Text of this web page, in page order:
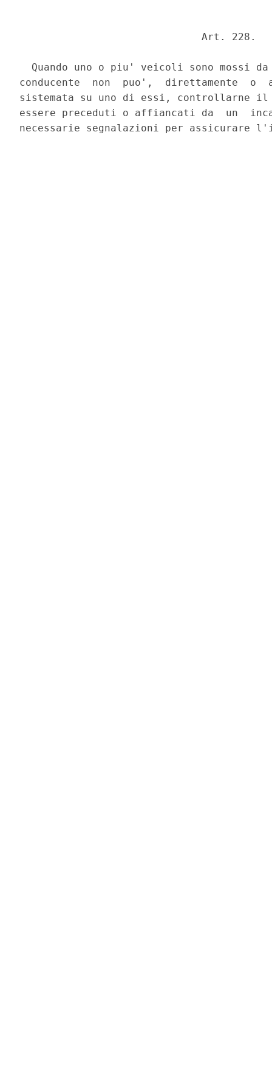
                              Art. 228.
Quando uno o piu' veicoli sono mossi
conducente  non  puo',  direttamente  o
sistemata su uno di essi, controllarne
essere preceduti o affiancati da  un